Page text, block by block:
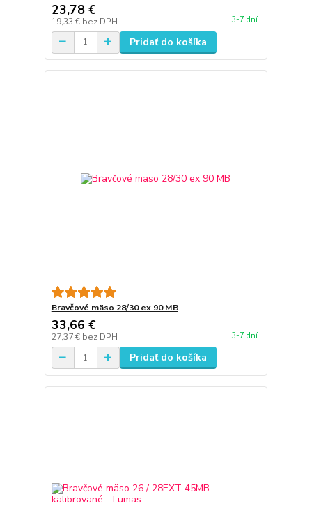
23,78 €
19,33 € bez DPH 3-7 dní
Pridať do košíka
Bravčové mäso 28/30 ex 90 MB
33,66 €
27,37 € bez DPH 3-7 dní
Pridať do košíka